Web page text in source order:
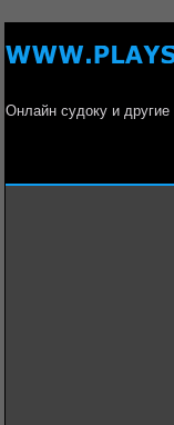
Онлайн судоку и другие